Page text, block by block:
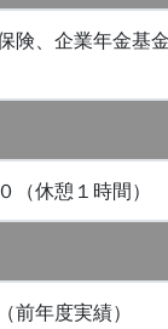
険、企業年金基
（休憩１時間）
前年度実績）